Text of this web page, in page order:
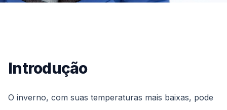
Introdução
O inverno, com suas temperaturas mais baixas, pode